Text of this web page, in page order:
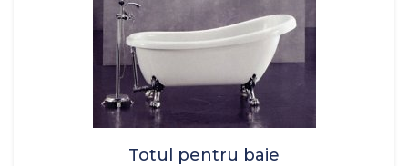
Totul pentru baie